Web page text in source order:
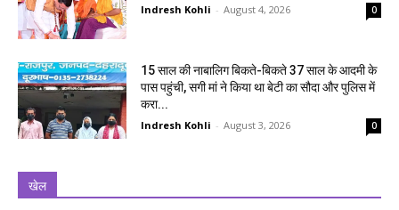
Indresh Kohli - August 4, 2026 0
15 साल की नाबालिग बिकते-बिकते 37 साल के आदमी के
पास पहुंची, सगी मां ने किया था बेटी का सौदा और पुलिस में
करा...
Indresh Kohli - August 3, 2026 0
खेल